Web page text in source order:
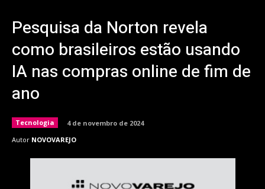
Pesquisa da Norton revela
como brasileiros estão usando
IA nas compras online de fim de
ano
Tecnologia
4 de novembro de 2024
Autor NOVOVAREJO